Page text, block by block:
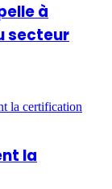
à
secteur
la